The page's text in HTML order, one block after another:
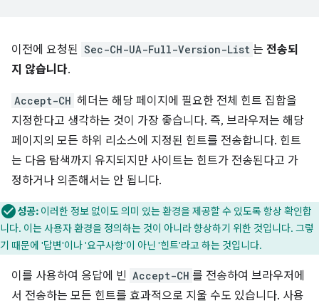
이전에 요청된 Sec-CH-UA-Full-Version-List 는 전송되
지 않습니다.
Accept-CH 헤더는 해당 페이지에 필요한 전체 힌트 집합을
지정한다고 생각하는 것이 가장 좋습니다. 즉, 브라우저는 해당
페이지의 모든 하위 리소스에 지정된 힌트를 전송합니다. 힌트
는 다음 탐색까지 유지되지만 사이트는 힌트가 전송된다고 가
정하거나 의존해서는 안 됩니다.
성공: 이러한 정보 없이도 의미 있는 환경을 제공할 수 있도록 항상 확인합
니다. 이는 사용자 환경을 정의하는 것이 아니라 향상하기 위한 것입니다. 그렇
기 때문에 '답변'이나 '요구사항'이 아닌 '힌트'라고 하는 것입니다.
이를 사용하여 응답에 빈 Accept-CH 를 전송하여 브라우저에
서 전송하는 모든 힌트를 효과적으로 지울 수도 있습니다. 사용